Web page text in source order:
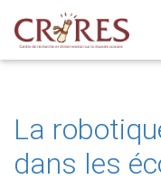
La
dans les